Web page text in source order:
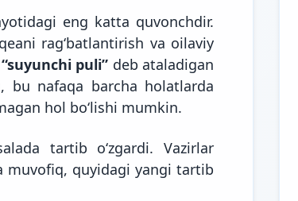
eng katta quvonchdir.
rag‘batlantirish va oilaviy
“suyunchi puli” deb ataladigan
bu nafaqa barcha holatlarda
hol bo‘lishi mumkin.
tartib o‘zgardi. Vazirlar
muvofiq, quyidagi yangi tartib